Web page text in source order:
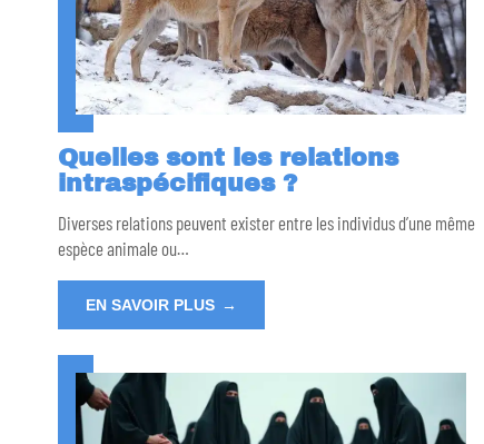
Quelles sont les relations
intraspécifiques ?
Diverses relations peuvent exister entre les individus d’une même
espèce animale ou…
EN SAVOIR PLUS